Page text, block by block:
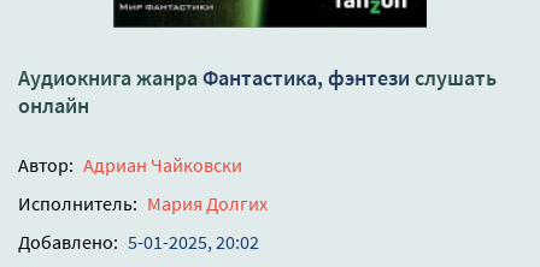
Аудиокнига жанра Фантастика, фэнтези слушать
онлайн
Автор: Адриан Чайковски
Исполнитель: Мария Долгих
Добавлено: 5-01-2025, 20:02